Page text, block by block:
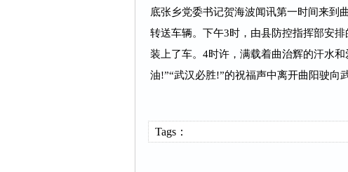
底张乡党委书记贺海波闻讯第一时间来到
转送车辆。下午3时，由县防控指挥部安
装上了车。4时许，满载着曲治辉的汗水
油!”“武汉必胜!”的祝福声中离开曲阳驶
Tags：